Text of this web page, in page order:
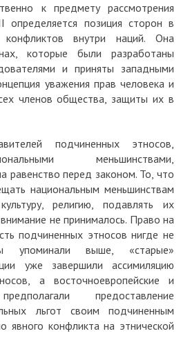
к предмету рассмотрения
позиция сторон в
конфликтов внутри наций. Она
которые были разработаны
и приняты западными
уважения прав человека и
членов общества, защиты их в
подчиненных этносов,
меньшинствами,
равенство перед законом. То, что
национальным меньшинствам
религию, подавлять их
не принималось. Право на
подчиненных этносов нигде не
упоминали выше, «старые»
уже завершили ассимиляцию
а восточноевропейские и
предоставление
льгот своим подчиненным
явного конфликта на этнической